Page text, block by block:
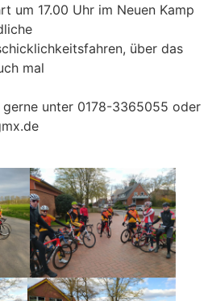
um 17.00 Uhr im Neuen Kamp
über das
mal
unter 0178-3365055 oder